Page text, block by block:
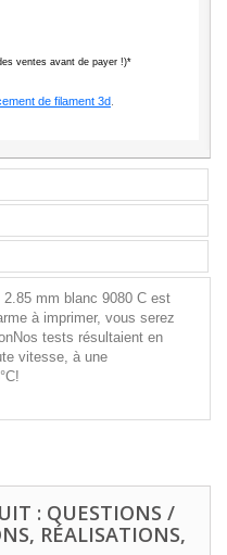
ventes avant de payer !)*
de filament 3d
mm blanc 9080 C est
à imprimer, vous serez
tests résultaient en
vitesse, à une
: QUESTIONS /
RÉALISATIONS,